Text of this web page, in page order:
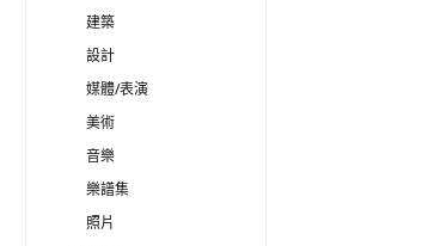
建築
設計
媒體/表演
美術
音樂
樂譜集
照片